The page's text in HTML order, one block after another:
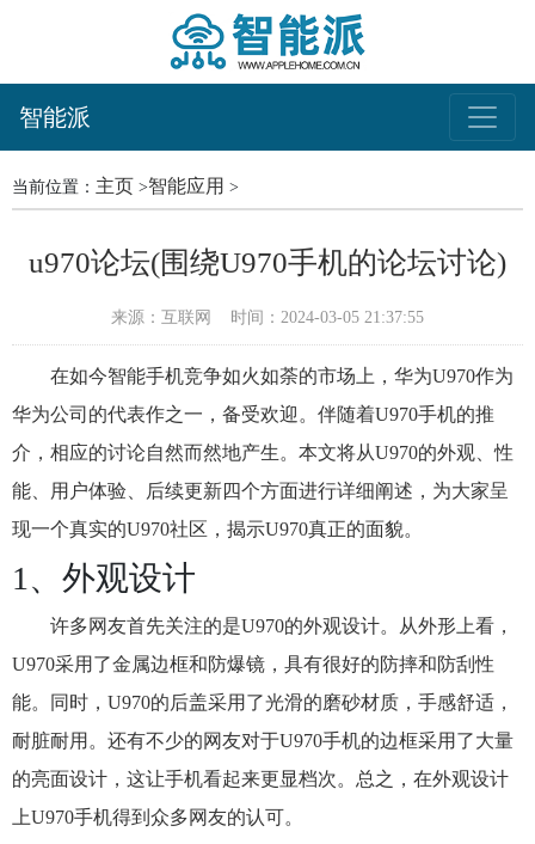
智能派
当前位置： 主页 >智能应用 >
u970论坛(围绕U970手机的论坛讨论)
来源：互联网 时间：2024-03-05 21:37:55
在如今智能手机竞争如火如荼的市场上，华为U970作为
华为公司的代表作之一，备受欢迎。伴随着U970手机的推
介，相应的讨论自然而然地产生。本文将从U970的外观、性
能、用户体验、后续更新四个方面进行详细阐述，为大家呈
现一个真实的U970社区，揭示U970真正的面貌。
1、外观设计
许多网友首先关注的是U970的外观设计。从外形上看，
U970采用了金属边框和防爆镜，具有很好的防摔和防刮性
能。同时，U970的后盖采用了光滑的磨砂材质，手感舒适，
耐脏耐用。还有不少的网友对于U970手机的边框采用了大量
的亮面设计，这让手机看起来更显档次。总之，在外观设计
上U970手机得到众多网友的认可。